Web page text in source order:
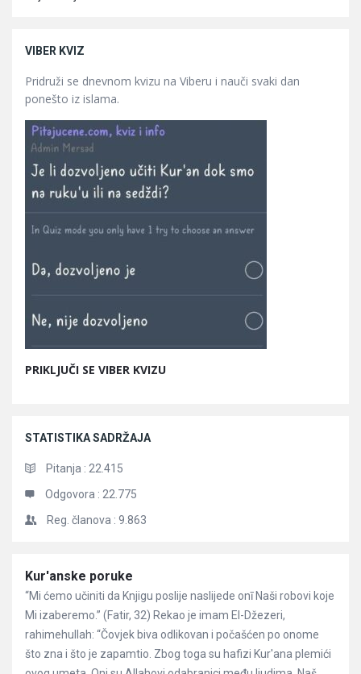
VIBER KVIZ
Pridruži se dnevnom kvizu na Viberu i nauči svaki dan
ponešto iz islama.
PRIKLJUČI SE VIBER KVIZU
STATISTIKA SADRŽAJA
Pitanja : 22.415
Odgovora : 22.775
Reg. članova : 9.863
Članci
Kur'anske poruke
“Mi ćemo učiniti da Knjigu poslije naslijede onī Naši robovi koje
Mi izaberemo.” (Fatir, 32) Rekao je imam El-Džezeri,
rahimehullah: “Čovjek biva odlikovan i počašćen po onome
što zna i što je zapamtio. Zbog toga su hafizi Kur'ana plemići